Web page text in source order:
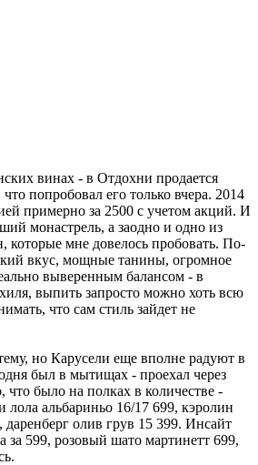
винах - в Отдохни продается
попробовал его только вчера. 2014
примерно за 2500 с учетом акций. И
монастрель, а заодно и одно из
которые мне довелось пробовать. По-
вкус, мощные танины, огромное
выверенным балансом - в
выпить запросто можно хоть всю
что сам стиль зайдет не
но Карусели еще вполне радуют в
был в мытищах - проехал через
что было на полках в количестве -
лола альбариньо 16/17 699, кэролин
даренберг олив грув 15 399. Инсайт
за 599, розовый шато мартинетт 699,